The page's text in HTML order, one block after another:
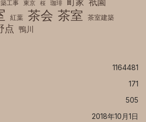
工事 東京 桜 珈琲
紅葉 茶会 茶室
茶室建築
点 鴨川
1164481
171
505
2018年10月1日